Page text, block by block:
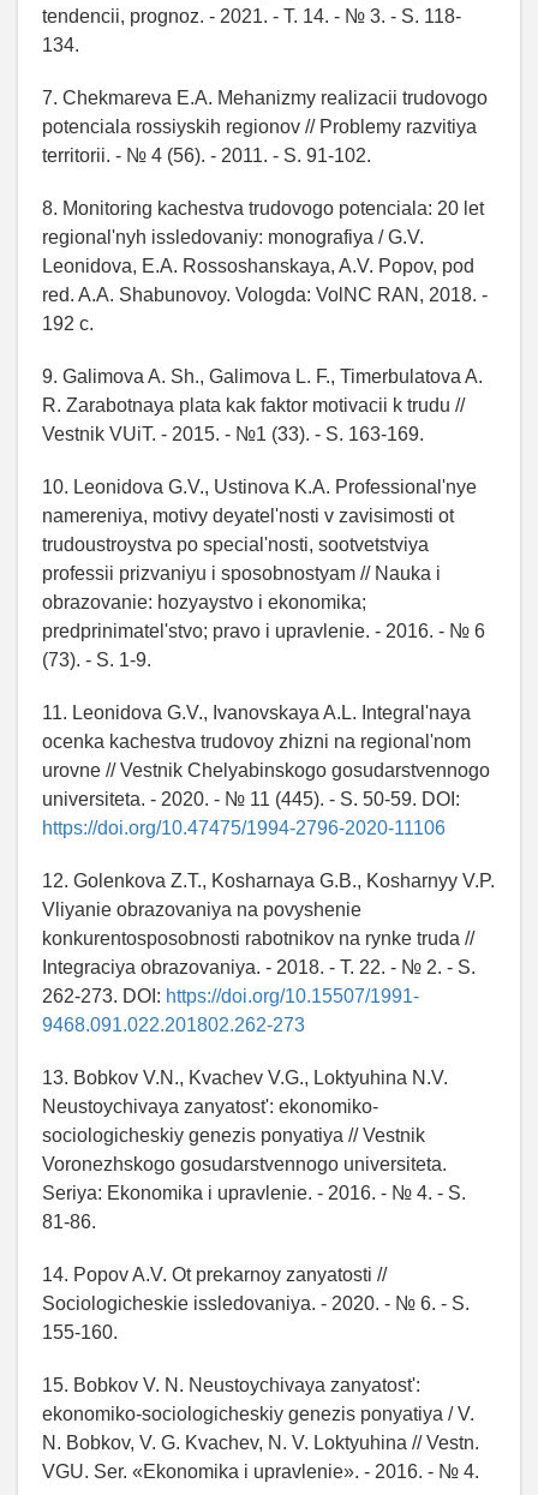
tendencii, prognoz. - 2021. - T. 14. - № 3. - S. 118-
134.
7. Chekmareva E.A. Mehanizmy realizacii trudovogo
potenciala rossiyskih regionov // Problemy razvitiya
territorii. - № 4 (56). - 2011. - S. 91-102.
8. Monitoring kachestva trudovogo potenciala: 20 let
regional'nyh issledovaniy: monografiya / G.V.
Leonidova, E.A. Rossoshanskaya, A.V. Popov, pod
red. A.A. Shabunovoy. Vologda: VolNC RAN, 2018. -
192 c.
9. Galimova A. Sh., Galimova L. F., Timerbulatova A.
R. Zarabotnaya plata kak faktor motivacii k trudu //
Vestnik VUiT. - 2015. - №1 (33). - S. 163-169.
10. Leonidova G.V., Ustinova K.A. Professional'nye
namereniya, motivy deyatel'nosti v zavisimosti ot
trudoustroystva po special'nosti, sootvetstviya
professii prizvaniyu i sposobnostyam // Nauka i
obrazovanie: hozyaystvo i ekonomika;
predprinimatel'stvo; pravo i upravlenie. - 2016. - № 6
(73). - S. 1-9.
11. Leonidova G.V., Ivanovskaya A.L. Integral'naya
ocenka kachestva trudovoy zhizni na regional'nom
urovne // Vestnik Chelyabinskogo gosudarstvennogo
universiteta. - 2020. - № 11 (445). - S. 50-59. DOI:
https://doi.org/10.47475/1994-2796-2020-11106
12. Golenkova Z.T., Kosharnaya G.B., Kosharnyy V.P.
Vliyanie obrazovaniya na povyshenie
konkurentosposobnosti rabotnikov na rynke truda //
Integraciya obrazovaniya. - 2018. - T. 22. - № 2. - S.
262-273. DOI: https://doi.org/10.15507/1991-
9468.091.022.201802.262-273
13. Bobkov V.N., Kvachev V.G., Loktyuhina N.V.
Neustoychivaya zanyatost': ekonomiko-
sociologicheskiy genezis ponyatiya // Vestnik
Voronezhskogo gosudarstvennogo universiteta.
Seriya: Ekonomika i upravlenie. - 2016. - № 4. - S.
81-86.
14. Popov A.V. Ot prekarnoy zanyatosti //
Sociologicheskie issledovaniya. - 2020. - № 6. - S.
155-160.
15. Bobkov V. N. Neustoychivaya zanyatost':
ekonomiko-sociologicheskiy genezis ponyatiya / V.
N. Bobkov, V. G. Kvachev, N. V. Loktyuhina // Vestn.
VGU. Ser. «Ekonomika i upravlenie». - 2016. - № 4.